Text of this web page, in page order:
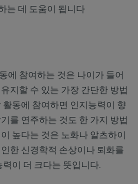
는 데 도움이 됩니다
에 참여하는 것은 나이가 들어
지할 수 있는 가장 간단한 방법
활동에 참여하면 인지능력이 향
를 연주하는 것도 한 가지 방법
높다는 것은 노화나 알츠하이
한 신경학적 손상이나 퇴화를
이 더 크다는 뜻입니다.